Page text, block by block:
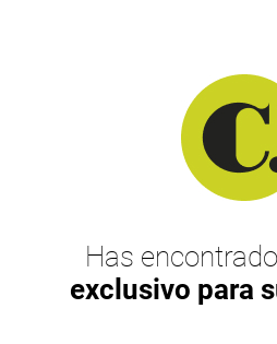
Has
exclusivo para